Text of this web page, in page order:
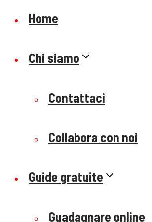
Home
Chi siamo
Contattaci
Collabora con noi
Guide gratuite
Guadagnare online